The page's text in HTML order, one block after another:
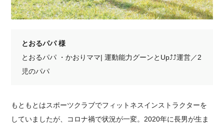
とおるパパ 様
とおるパパ ・かおりママ| 運動能力グーンとUp⤴⤴運営／2
児のパパ
もともとはスポーツクラブでフィットネスインストラクターを
していましたが、コロナ禍で状況が一変。2020年に長男が生ま